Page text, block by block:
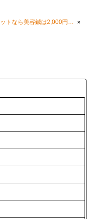
新宿の鍼灸院なら体の鍼とセットなら美容鍼は2,000円になりお得です。 »